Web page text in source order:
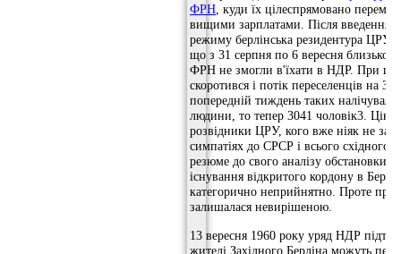
ФРН, куди їх цілеспрямовано
вищими зарплатами. Після введення
режиму берлінська резидентура ЦРУ
що з 31 серпня по 6 вересня близько
ФРН не змогли в'їхати в НДР. При
скоротився і потік переселенців на
попередній тиждень таких
людини, то тепер 3041 чоловік3.
розвідники ЦРУ, кого вже ніяк не
симпатіях до СРСР і всього східного
резюме до свого аналізу обстановки
існування відкритого кордону в
категорично неприйнятно. Проте
залишалася невирішеною.
13 вересня 1960 року уряд НДР
жителі Західного Берліна можуть